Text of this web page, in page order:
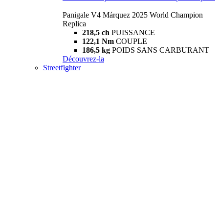
Panigale V4 Márquez 2025 World Champion
Replica
218,5 ch PUISSANCE
122,1 Nm COUPLE
186,5 kg POIDS SANS CARBURANT
Découvrez-la
Streetfighter